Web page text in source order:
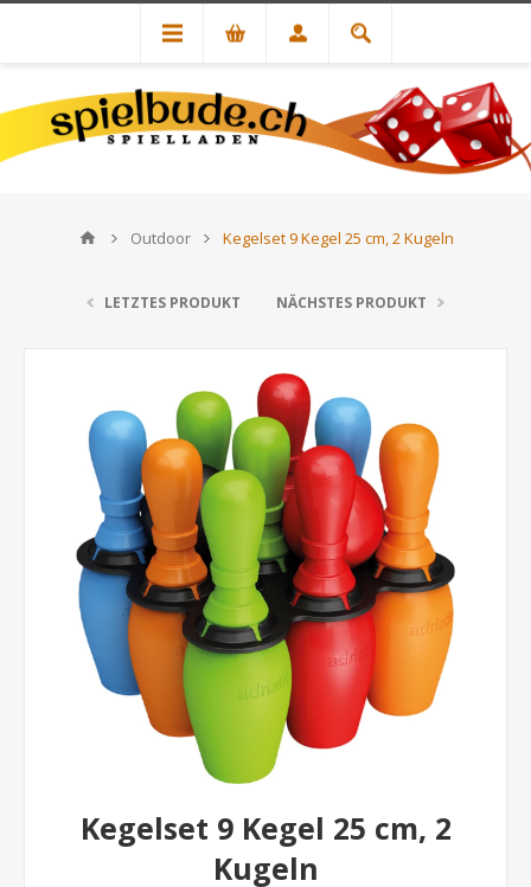
Outdoor Kegelset 9 Kegel 25 cm, 2 Kugeln
LETZTES PRODUKT NÄCHSTES PRODUKT
Kegelset 9 Kegel 25 cm, 2
Kugeln